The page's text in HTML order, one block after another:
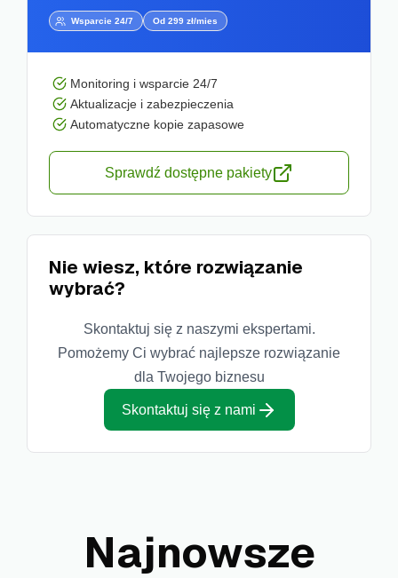
Wsparcie 24/7 Od 299 zł/mies
Monitoring i wsparcie 24/7
Aktualizacje i zabezpieczenia
Automatyczne kopie zapasowe
Sprawdź dostępne pakiety
Nie wiesz, które rozwiązanie
wybrać?
Skontaktuj się z naszymi ekspertami.
Pomożemy Ci wybrać najlepsze rozwiązanie
dla Twojego biznesu
Skontaktuj się z nami
Najnowsze